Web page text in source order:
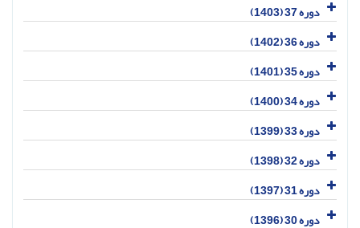
دوره 37 (1403)
دوره 36 (1402)
دوره 35 (1401)
دوره 34 (1400)
دوره 33 (1399)
دوره 32 (1398)
دوره 31 (1397)
دوره 30 (1396)